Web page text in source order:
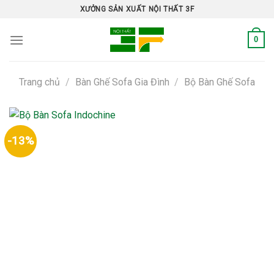
content
XƯỞNG SẢN XUẤT NỘI THẤT 3F
0
Trang chủ / Bàn Ghế Sofa Gia Đình / Bộ Bàn Ghế Sofa
-13%